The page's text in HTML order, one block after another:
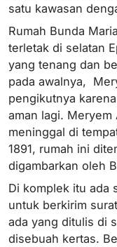
satu kawasan
Rumah Bunda
terletak di selatan
yang tenang dan
pada awalnya,
pengikutnya
aman lagi.
meninggal di
1891, rumah ini
digambarkan oleh
Di komplek itu ada
untuk berkirim
ada yang ditulis di
disebuah kertas.